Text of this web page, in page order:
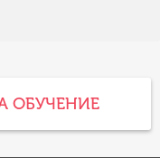
ОБУЧЕНИЕ